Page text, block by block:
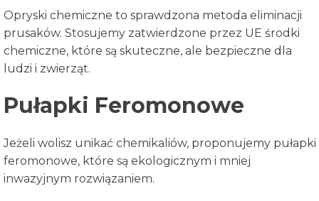
Opryski chemiczne to sprawdzona metoda eliminacji
prusaków. Stosujemy zatwierdzone przez UE środki
chemiczne, które są skuteczne, ale bezpieczne dla
ludzi i zwierząt.
Pułapki Feromonowe
Jeżeli wolisz unikać chemikaliów, proponujemy pułapki
feromonowe, które są ekologicznym i mniej
inwazyjnym rozwiązaniem.